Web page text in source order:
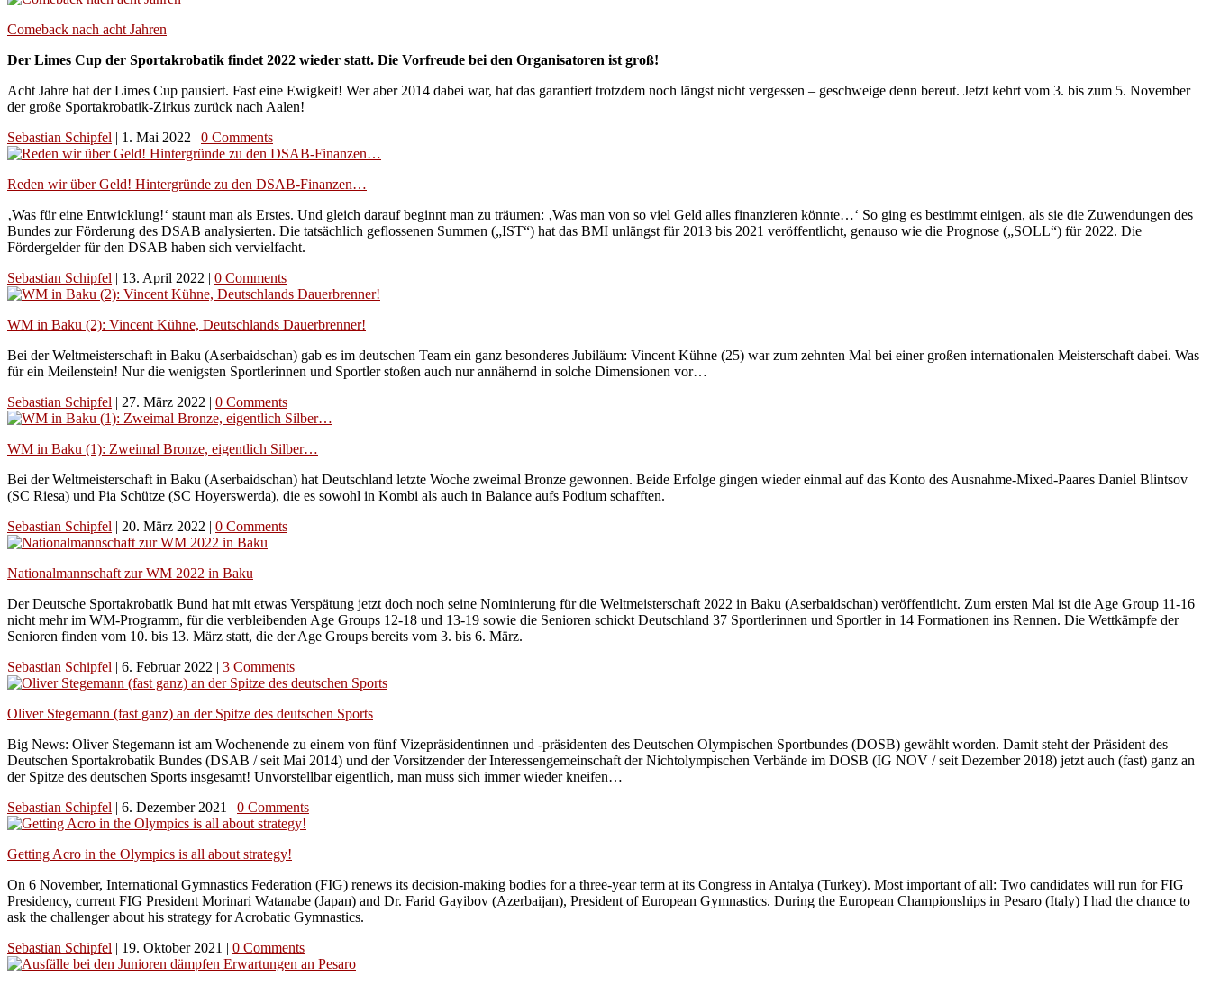
Comeback nach acht Jahren
Der Limes Cup der Sportakrobatik findet 2022 wieder statt. Die Vorfreude bei den Organisatoren ist groß!
Acht Jahre hat der Limes Cup pausiert. Fast eine Ewigkeit! Wer aber 2014 dabei war, hat das garantiert trotzdem noch längst nicht vergessen – geschweige denn bereut. Jetzt kehrt vom 3. bis zum 5. November
der große Sportakrobatik-Zirkus zurück nach Aalen!
Sebastian Schipfel | 1. Mai 2022 | 0 Comments
Reden wir über Geld! Hintergründe zu den DSAB-Finanzen…
‚Was für eine Entwicklung!‘ staunt man als Erstes. Und gleich darauf beginnt man zu träumen: ‚Was man von so viel Geld alles finanzieren könnte…‘ So ging es bestimmt einigen, als sie die Zuwendungen des
Bundes zur Förderung des DSAB analysierten. Die tatsächlich geflossenen Summen („IST“) hat das BMI unlängst für 2013 bis 2021 veröffentlicht, genauso wie die Prognose („SOLL“) für 2022. Die
Fördergelder für den DSAB haben sich vervielfacht.
Sebastian Schipfel | 13. April 2022 | 0 Comments
WM in Baku (2): Vincent Kühne, Deutschlands Dauerbrenner!
Bei der Weltmeisterschaft in Baku (Aserbaidschan) gab es im deutschen Team ein ganz besonderes Jubiläum: Vincent Kühne (25) war zum zehnten Mal bei einer großen internationalen Meisterschaft dabei. Was
für ein Meilenstein! Nur die wenigsten Sportlerinnen und Sportler stoßen auch nur annähernd in solche Dimensionen vor…
Sebastian Schipfel | 27. März 2022 | 0 Comments
WM in Baku (1): Zweimal Bronze, eigentlich Silber…
Bei der Weltmeisterschaft in Baku (Aserbaidschan) hat Deutschland letzte Woche zweimal Bronze gewonnen. Beide Erfolge gingen wieder einmal auf das Konto des Ausnahme-Mixed-Paares Daniel Blintsov
(SC Riesa) und Pia Schütze (SC Hoyerswerda), die es sowohl in Kombi als auch in Balance aufs Podium schafften.
Sebastian Schipfel | 20. März 2022 | 0 Comments
Nationalmannschaft zur WM 2022 in Baku
Der Deutsche Sportakrobatik Bund hat mit etwas Verspätung jetzt doch noch seine Nominierung für die Weltmeisterschaft 2022 in Baku (Aserbaidschan) veröffentlicht. Zum ersten Mal ist die Age Group 11-16
nicht mehr im WM-Programm, für die verbleibenden Age Groups 12-18 und 13-19 sowie die Senioren schickt Deutschland 37 Sportlerinnen und Sportler in 14 Formationen ins Rennen. Die Wettkämpfe der
Senioren finden vom 10. bis 13. März statt, die der Age Groups bereits vom 3. bis 6. März.
Sebastian Schipfel | 6. Februar 2022 | 3 Comments
Oliver Stegemann (fast ganz) an der Spitze des deutschen Sports
Big News: Oliver Stegemann ist am Wochenende zu einem von fünf Vizepräsidentinnen und -präsidenten des Deutschen Olympischen Sportbundes (DOSB) gewählt worden. Damit steht der Präsident des
Deutschen Sportakrobatik Bundes (DSAB / seit Mai 2014) und der Vorsitzender der Interessengemeinschaft der Nichtolympischen Verbände im DOSB (IG NOV / seit Dezember 2018) jetzt auch (fast) ganz an
der Spitze des deutschen Sports insgesamt! Unvorstellbar eigentlich, man muss sich immer wieder kneifen…
Sebastian Schipfel | 6. Dezember 2021 | 0 Comments
Getting Acro in the Olympics is all about strategy!
On 6 November, International Gymnastics Federation (FIG) renews its decision-making bodies for a three-year term at its Congress in Antalya (Turkey). Most important of all: Two candidates will run for FIG
Presidency, current FIG President Morinari Watanabe (Japan) and Dr. Farid Gayibov (Azerbaijan), President of European Gymnastics. During the European Championships in Pesaro (Italy) I had the chance to
ask the challenger about his strategy for Acrobatic Gymnastics.
Sebastian Schipfel | 19. Oktober 2021 | 0 Comments